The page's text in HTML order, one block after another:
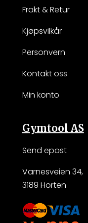
Frakt & Retur
Kjøpsvilkår
Personvern
Kontakt oss
Min konto
Gymtool AS
Send epost
Varnesveien 34,
3189 Horten